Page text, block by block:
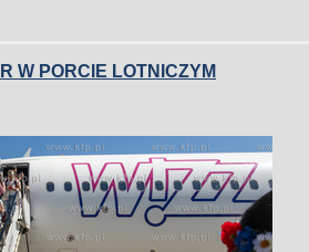
W PORCIE LOTNICZYM